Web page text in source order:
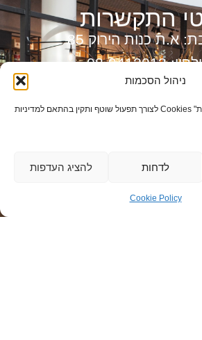
ניהול הסכמות
אתר זה עושה שימוש ב"עוגיות" Cookies לצורך תפעול שוטף ותקין בהתאם למדיניות
לדחות להציג העדפות
Cookie Policy
התקשרות
א.ת כנות הירוק 85
08-9412013
רונן: 050-8517687
050-7673301
קשר מהירה